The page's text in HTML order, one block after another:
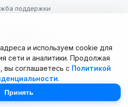
поддержки
использования
(ИП Долматова В.В.). Все права
и используем cookie для
сети и аналитики. Продолжая
вы соглашаетесь с Политикой
.
Принять